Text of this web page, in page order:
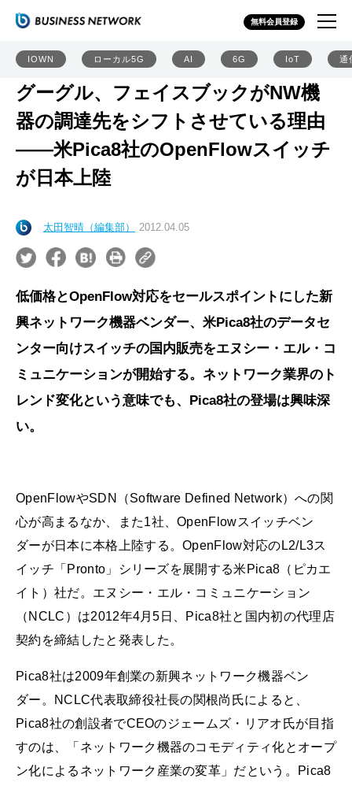
無料会員登録
IOWN ローカル5G AI 6G IoT 通
グーグル、フェイスブックがNW機
器の調達先をシフトさせている理由
――米Pica8社のOpenFlowスイッチ
が日本上陸
太田智晴（編集部） 2012.04.05
低価格とOpenFlow対応をセールスポイントにした新
興ネットワーク機器ベンダー、米Pica8社のデータセ
ンター向けスイッチの国内販売をエヌシー・エル・コ
ミュニケーションが開始する。ネットワーク業界のト
レンド変化という意味でも、Pica8社の登場は興味深
い。
OpenFlowやSDN（Software Defined Network）への関
心が高まるなか、また1社、OpenFlowスイッチベン
ダーが日本に本格上陸する。OpenFlow対応のL2/L3ス
イッチ「Pronto」シリーズを展開する米Pica8（ピカエ
イト）社だ。エヌシー・エル・コミュニケーション
（NCLC）は2012年4月5日、Pica8社と国内初の代理店
契約を締結したと発表した。
Pica8社は2009年創業の新興ネットワーク機器ベン
ダー。NCLC代表取締役社長の関根尚氏によると、
Pica8社の創設者でCEOのジェームズ・リアオ氏が目指
すのは、「ネットワーク機器のコモディティ化とオープ
ン化によるネットワーク産業の変革」だという。Pica8